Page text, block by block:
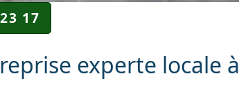
17
experte locale à